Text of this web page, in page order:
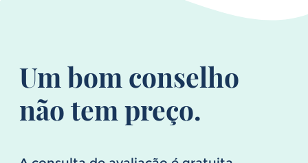
Um bom conselho
não tem preço.